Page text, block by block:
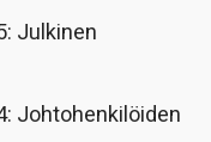
Julkinen
Johtohenkilöiden